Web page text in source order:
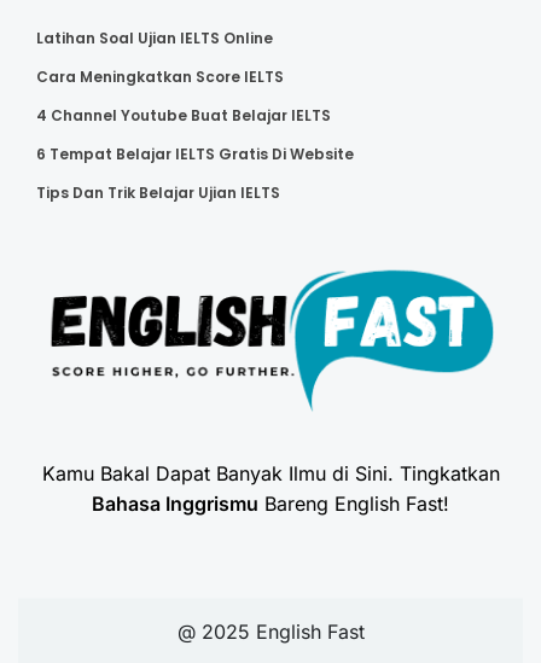
Latihan Soal Ujian IELTS Online
Cara Meningkatkan Score IELTS
4 Channel Youtube Buat Belajar IELTS
6 Tempat Belajar IELTS Gratis Di Website
Tips Dan Trik Belajar Ujian IELTS
Kamu Bakal Dapat Banyak Ilmu di Sini. Tingkatkan
Bahasa Inggrismu Bareng English Fast!
@ 2025 English Fast